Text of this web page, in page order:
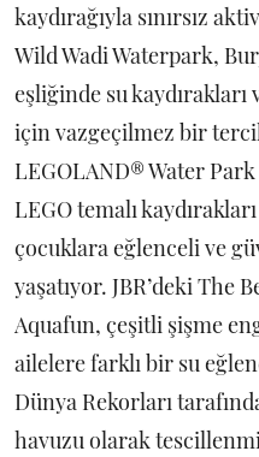
kaydırağıyla sınırsız
Wild Wadi Waterpark,
eşliğinde su
için vazgeçilmez bir
LEGOLAND® Water
LEGO temalı
çocuklara eğlenceli ve
yaşatıyor. JBR’deki The
Aquafun, çeşitli şişme
ailelere farklı bir su
Dünya Rekorları
havuzu olarak